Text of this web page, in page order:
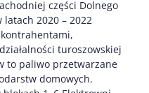
części Dolnego
latach 2020 – 2022
kontrahentami,
turoszowskiej
to paliwo przetwarzane
domowych.